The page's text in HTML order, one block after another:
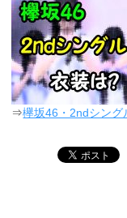
⇒欅坂46・2ndシング